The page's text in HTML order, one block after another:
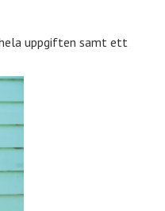
uppgiften samt ett